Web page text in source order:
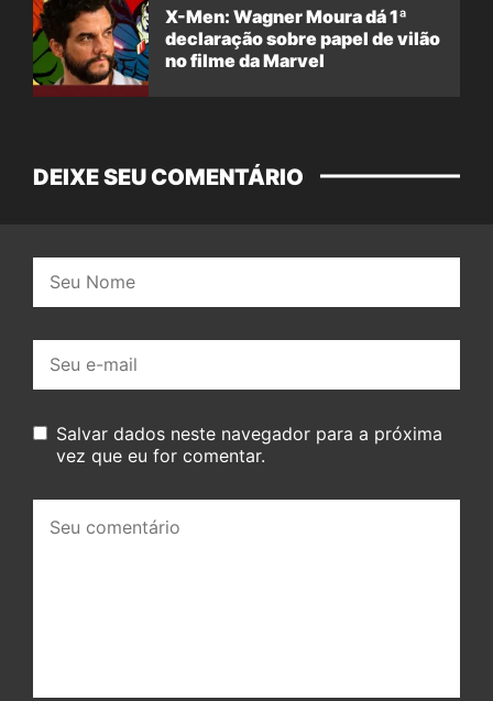
X-Men: Wagner Moura dá 1ª
declaração sobre papel de vilão
no filme da Marvel
DEIXE SEU COMENTÁRIO
mail:
Salvar dados neste navegador para a próxima
vez que eu for comentar.
comentário: